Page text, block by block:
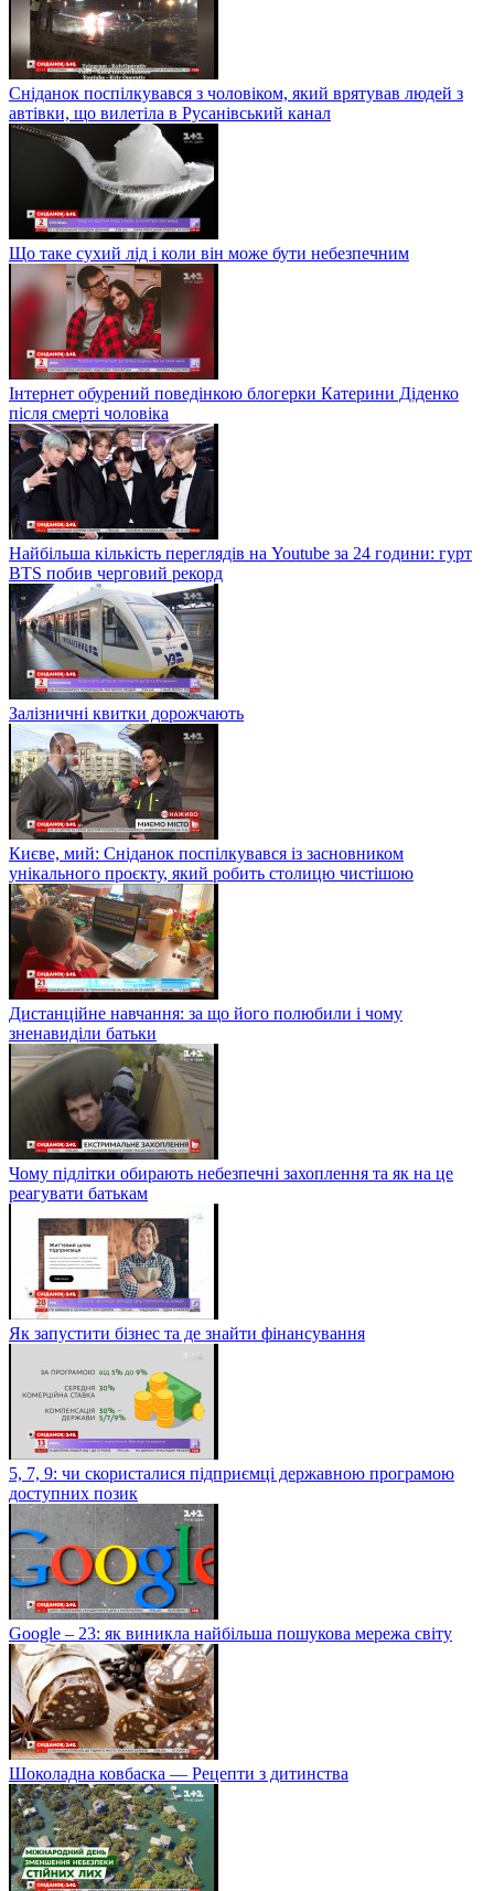
Сніданок поспілкувався з чоловіком, який врятував людей з
автівки, що вилетіла в Русанівський канал
Що таке сухий лід і коли він може бути небезпечним
Інтернет обурений поведінкою блогерки Катерини Діденко
після смерті чоловіка
Найбільша кількість переглядів на Youtube за 24 години: гурт
BTS побив черговий рекорд
Залізничні квитки дорожчають
Києве, мий: Сніданок поспілкувався із засновником
унікального проєкту, який робить столицю чистішою
Дистанційне навчання: за що його полюбили і чому
зненавиділи батьки
Чому підлітки обирають небезпечні захоплення та як на це
реагувати батькам
Як запустити бізнес та де знайти фінансування
5, 7, 9: чи скористалися підприємці державною програмою
доступних позик
Google – 23: як виникла найбільша пошукова мережа світу
Шоколадна ковбаска — Рецепти з дитинства